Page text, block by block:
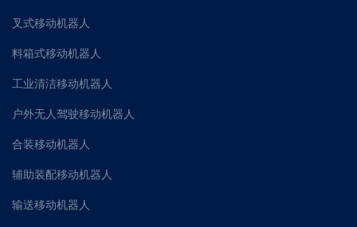
叉式移动机器人
料箱式移动机器人
工业清洁移动机器人
户外无人驾驶移动机器人
合装移动机器人
辅助装配移动机器人
输送移动机器人